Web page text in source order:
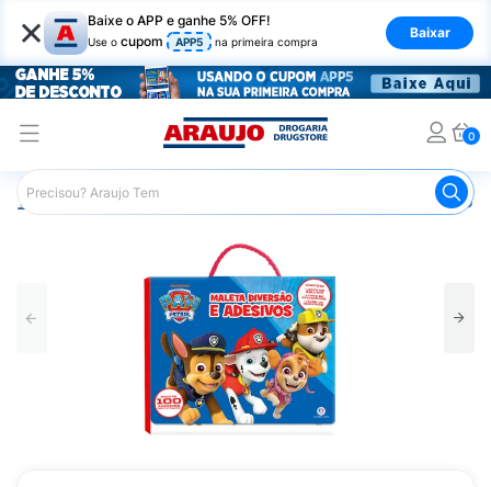
× Baixe o APP e ganhe 5% OFF!
Use o cupom APP5 na primeira compra
Baixar
0
Araujo Infantil Maleta Diversão